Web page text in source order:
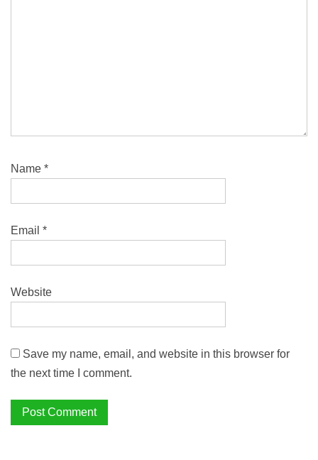
Name *
Email *
Website
Save my name, email, and website in this browser for
the next time I comment.